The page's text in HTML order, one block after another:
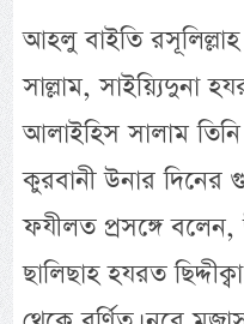
আহলু বাইতি রসূলিল্লাহ
সাল্লাম, সাইয়্যিদুনা
আলাইহিস সালাম
কুরবানী উনার দিনের
ফযীলত প্রসঙ্গে
ছালিছাহ হযরত